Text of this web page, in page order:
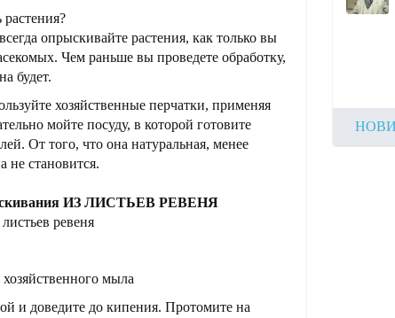
опрыскивайте растения, как только вы
Чем раньше вы проведете обработку,
будет.
хозяйственные перчатки, применяя
мойте посуду, в которой готовите
От того, что она натуральная, менее
не становится.
ИЗ ЛИСТЬЕВ РЕВЕНЯ
ревеня
мыла
и доведите до кипения. Протомите на